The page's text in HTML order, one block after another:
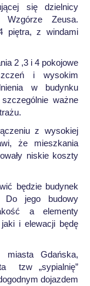
się dzielnicy
Zeusa.
piętra, z windami
2 ,3 i 4 pokojowe
i wysokim
w budynku
ważne
z wysokiej
że mieszkania
niskie koszty
będzie budynek
Do jego budowy
a elementy
i elewacji będę
miasta Gdańska,
tzw „sypialnię”
dojazdem